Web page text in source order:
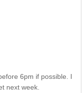
6pm if possible. I
next week.